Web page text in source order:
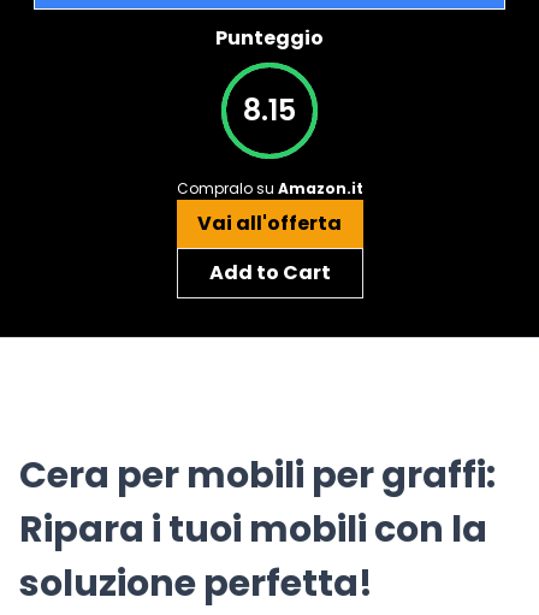
Punteggio
8.15
Compralo su Amazon.it
Vai all'offerta
Add to Cart
Cera per mobili per graffi:
Ripara i tuoi mobili con la
soluzione perfetta!